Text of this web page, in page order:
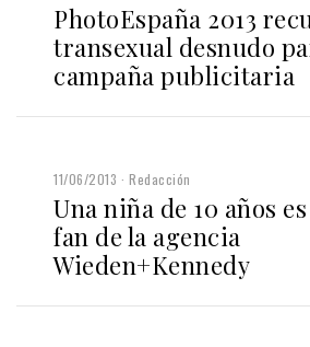
PhotoEspaña 2013
transexual desnudo
campaña publicitaria
11/06/2013 Redacción
Una niña de 10 años
fan de la agencia
Wieden+Kennedy